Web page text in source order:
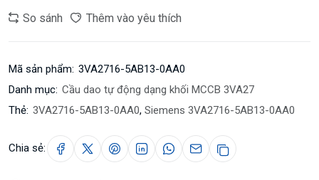
So sánh Thêm vào yêu thích
Mã sản phẩm: 3VA2716-5AB13-0AA0
Danh mục: Cầu dao tự động dạng khối MCCB 3VA27
Thẻ: 3VA2716-5AB13-0AA0, Siemens 3VA2716-5AB13-0AA0
Chia sẻ: